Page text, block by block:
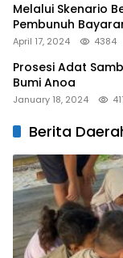
Melalui Skenario
Pembunuh
April 17, 2024 4384
Prosesi Adat
Bumi Anoa
January 18, 2024
Berita